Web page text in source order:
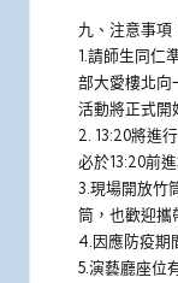
九、注意事項
1.請師生同仁
部大愛樓北向
活動將正式開
2. 13:20將進
必於13:20前
3.現場開放竹
筒，也歡迎攜
4.因應防疫期
5.演藝廳座位